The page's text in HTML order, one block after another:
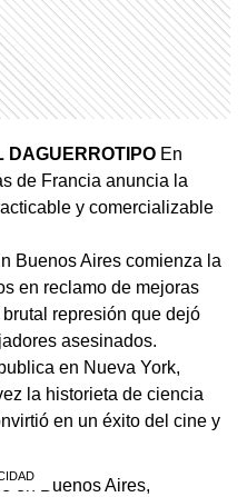
DAGUERROTIPO En
de Francia anuncia la
y comercializable
Buenos Aires comienza la
en reclamo de mejoras
represión que dejó
asesinados.
en Nueva York,
la historieta de ciencia
en un éxito del cine y
en Buenos Aires,